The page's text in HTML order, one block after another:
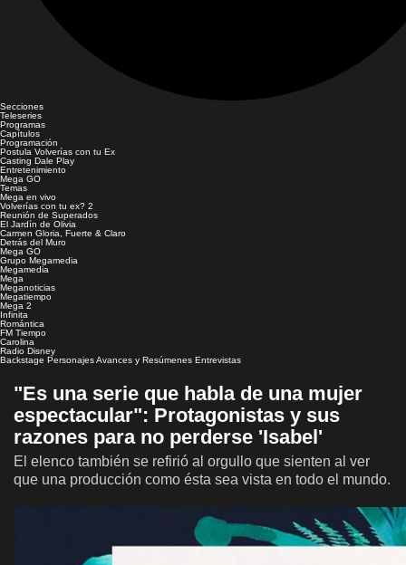
Secciones
Teleseries
Programas
Capítulos
Programación
Postula Volverías con tu Ex
Casting Dale Play
Entretenimiento
Mega GO
Temas
Mega en vivo
Volverías con tu ex? 2
Reunión de Superados
El Jardín de Olivia
Carmen Gloria, Fuerte & Claro
Detrás del Muro
Mega GO
Grupo Megamedia
Megamedia
Mega
Meganoticias
Megatiempo
Mega 2
Infinita
Romántica
FM Tiempo
Carolina
Radio Disney
Backstage PersonajesAvances y Resúmenes Entrevistas
"Es una serie que habla de una mujer
espectacular": Protagonistas y sus
razones para no perderse 'Isabel'
El elenco también se refirió al orgullo que sienten al ver
que una producción como ésta sea vista en todo el mundo.